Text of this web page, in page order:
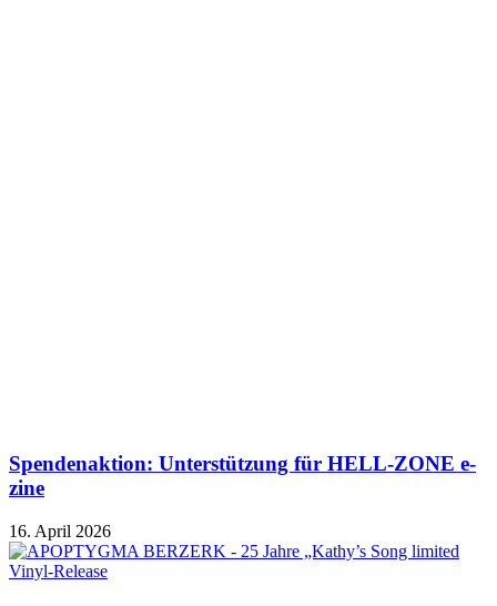
Spendenaktion: Unterstützung für HELL-ZONE e-
zine
16. April 2026